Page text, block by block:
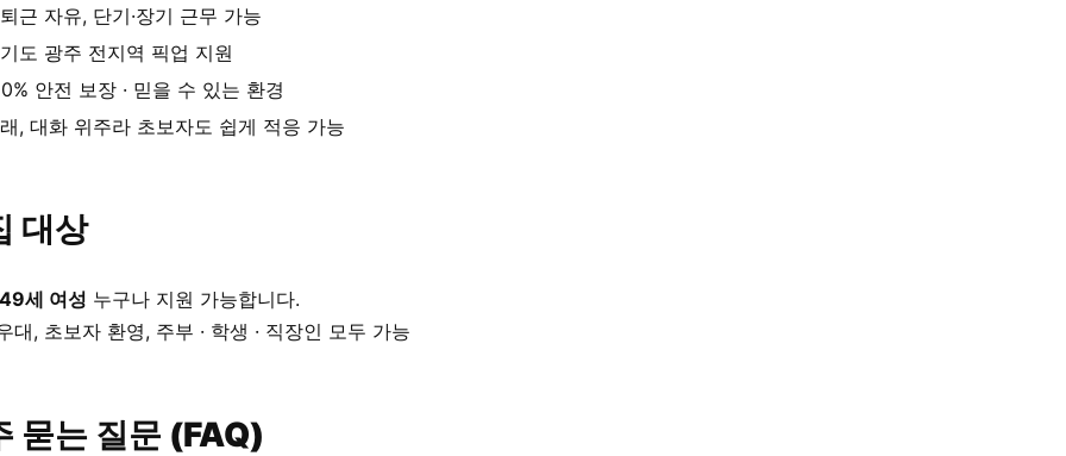
근 자유, 단기·장기 근무 가능
도 광주 전지역 픽업 지원
안전 보장 · 믿을 수 있는 환경
, 대화 위주라 초보자도 쉽게 적응 가능
대상
세 여성 누구나 지원 가능합니다.
대, 초보자 환영, 주부 · 학생 · 직장인 모두 가능
묻는 질문 (FAQ)